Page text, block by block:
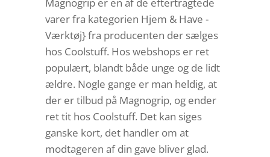
varer fra kategorien Hjem & Have -
Værktøj} fra producenten der sælges
hos Coolstuff. Hos webshops er ret
populært, blandt både unge og de lidt
ældre. Nogle gange er man heldig, at
der er tilbud på Magnogrip, og ender
ret tit hos Coolstuff. Det kan siges
ganske kort, det handler om at
modtageren af din gave bliver glad.